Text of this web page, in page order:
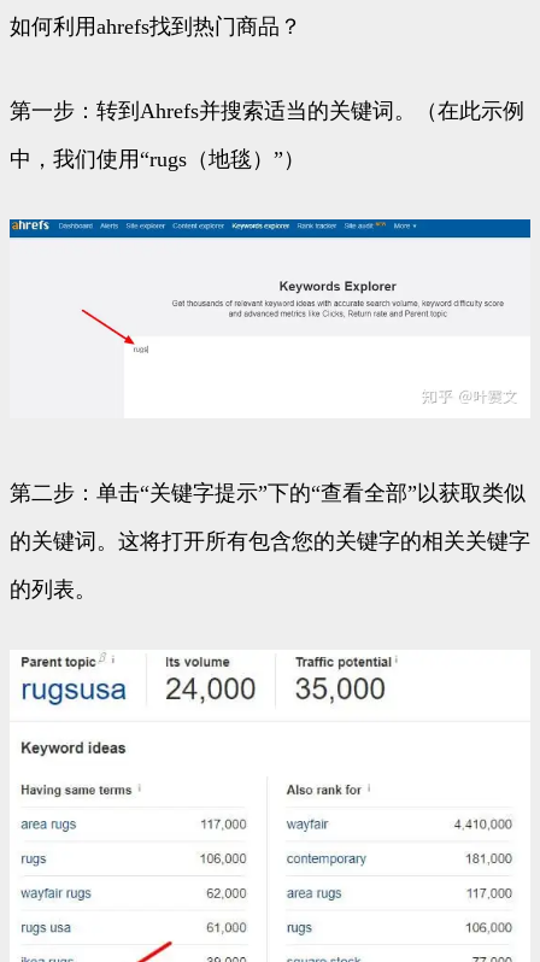
如何利用ahrefs找到热门商品？
第一步：转到Ahrefs并搜索适当的关键词。（在此示例
中，我们使用“rugs（地毯）”）
第二步：单击“关键字提示”下的“查看全部”以获取类似
的关键词。这将打开所有包含您的关键字的相关关键字
的列表。